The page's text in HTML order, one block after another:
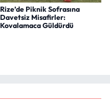
Rize’de Piknik Sofrasına
Davetsiz Misafirler:
Kovalamaca Güldürdü